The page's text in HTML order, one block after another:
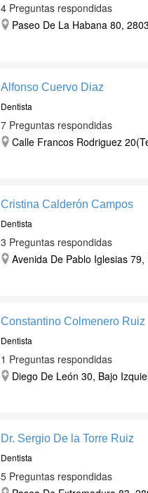
4 Preguntas respondidas
Paseo De La Habana 80,
Alfonso Cuervo Diaz
Dentista
7 Preguntas respondidas
Calle Francos Rodriguez
Cristina Calderón Campos
Dentista
3 Preguntas respondidas
Avenida De Pablo Iglesias
Constantino Colmenero Ruiz
Dentista
1 Preguntas respondidas
Diego De León 30, Bajo
Dr. Sergio De la Torre Ruiz
Dentista
5 Preguntas respondidas